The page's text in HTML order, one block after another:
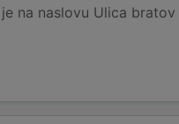
na naslovu Ulica bratov